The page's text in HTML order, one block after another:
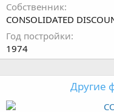
Собственник
CONSOLIDATED
Год постройки
1974
Другие